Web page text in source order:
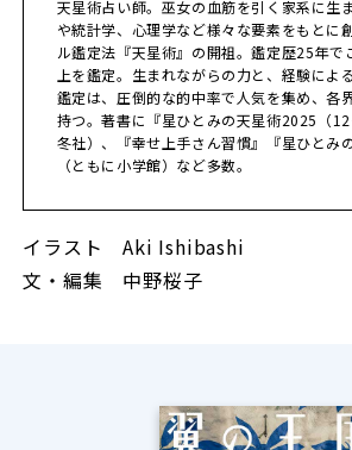
天星術占い師。巫女の血筋を引く家系に生
や統計学、心理学など様々な要素をもとに
ル鑑定法『天星術』の開祖。鑑定歴25年で
上を鑑定。生まれながらの力と、経験によ
鑑定は、圧倒的な的中率で人気を集め、各
持つ。著書に『星ひとみの天星術2025（
冬社）、『幸せ上手さん習慣』『星ひとみ
（ともに小学館）など多数。
イラスト Aki Ishibashi
文・編集 中野桜子